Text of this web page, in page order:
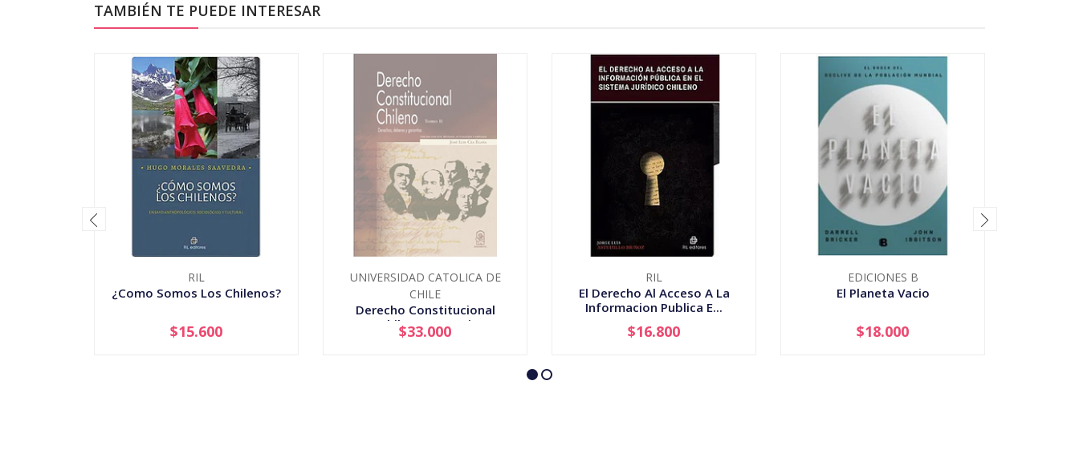
TAMBIÉN TE PUEDE INTERESAR
RIL
¿Como Somos Los Chilenos?
+
$15.600
UNIVERSIDAD CATOLICA DE
CHILE
Derecho Constitucional
Chileno Tomo Ii
AGOTADO
$33.000
RIL
El Derecho Al Acceso A La
Informacion Publica E...
+
$16.800
EDICIONES B
El Planeta Vacio
+
$18.000